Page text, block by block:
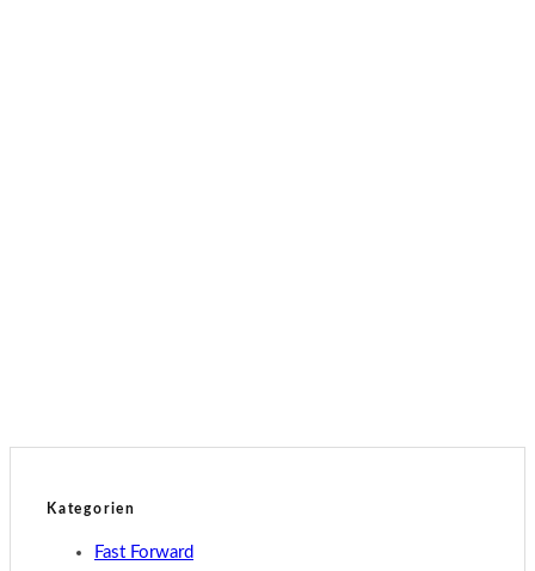
Kategorien
Fast Forward